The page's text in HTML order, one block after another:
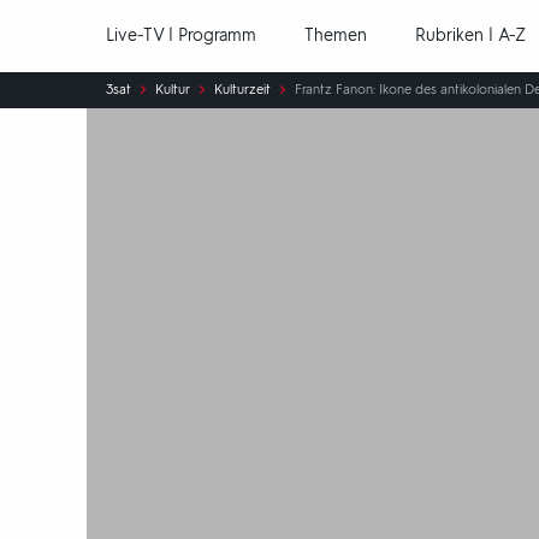
Live-TV | Programm Themen Rubriken | A-Z
Sie
sind
3sat Kultur Kulturzeit Frantz Fanon: Ikone des antikolonialen